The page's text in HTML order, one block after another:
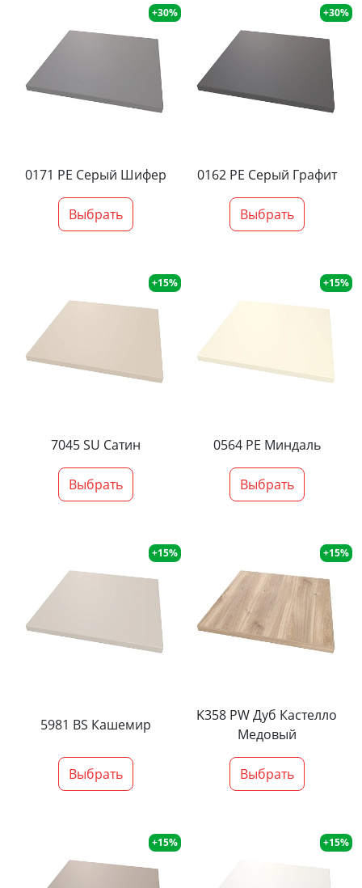
+30%
0171 PE Серый Шифер
Выбрать
+30%
0162 PE Серый Графит
Выбрать
+15%
7045 SU Сатин
Выбрать
+15%
0564 PE Миндаль
Выбрать
+15%
5981 BS Кашемир
Выбрать
+15%
K358 PW Дуб Кастелло
Медовый
Выбрать
+15% +15%